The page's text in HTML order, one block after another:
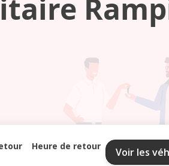
Heure de retour Voir les